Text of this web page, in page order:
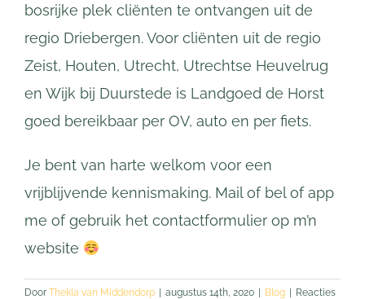
bosrijke plek cliënten te ontvangen uit de
regio Driebergen. Voor cliënten uit de regio
Zeist, Houten, Utrecht, Utrechtse Heuvelrug
en Wijk bij Duurstede is Landgoed de Horst
goed bereikbaar per OV, auto en per fiets.
Je bent van harte welkom voor een
vrijblijvende kennismaking. Mail of bel of app
me of gebruik het contactformulier op m’n
website
Door Thekla van Middendorp augustus 14th, 2020 Blog
Reacties